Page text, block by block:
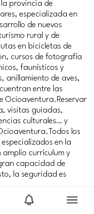
provincia de
especializada en
de nuevos
rural y de
en bicicletas de
cursos de fotografía
faunísticos y
anillamiento de aves,
entre las
Ocioaventura.Reservar
visitas guiadas,
culturales… y
los
en la
currículum y
capacidad de
la seguridad es
#seniors